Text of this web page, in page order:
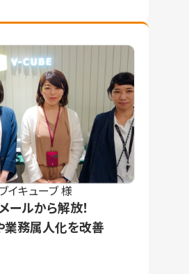
イキューブ 様
ルから解放！
業務属人化を改善